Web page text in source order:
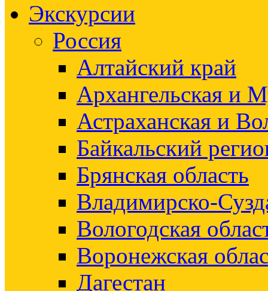
Экскурсии
Россия
Алтайский край
Архангельская и
Астраханская и
Байкальский
Брянская область
Владимирско-
Вологодская
Воронежская
Дагестан